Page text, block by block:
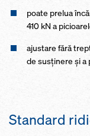
poate prelua
410 kN a
ajustare fără
de susținere și a
Standard